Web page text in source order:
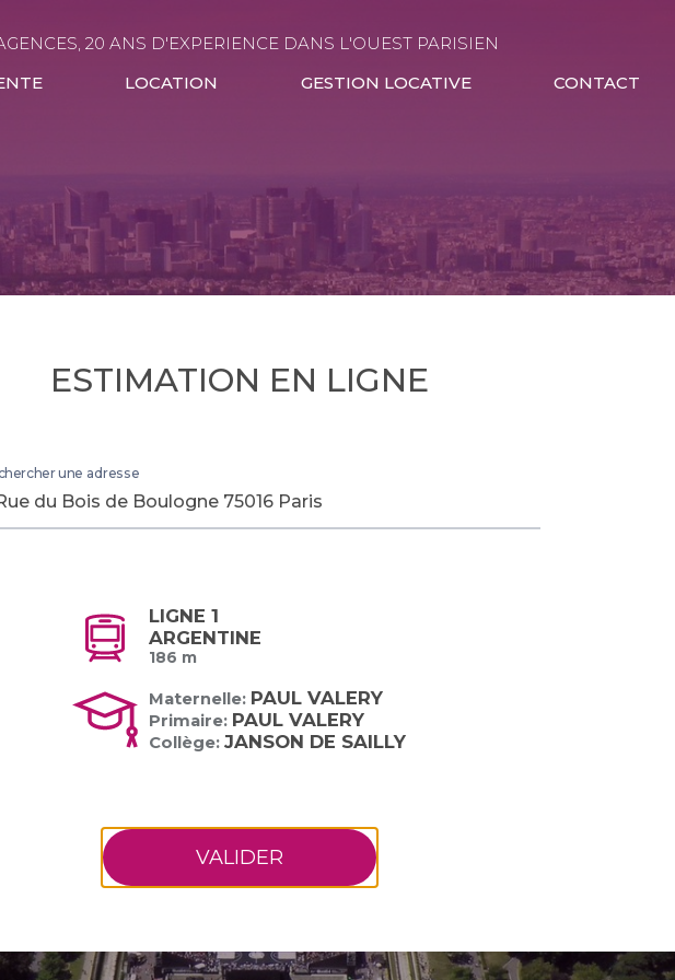
20 ANS D'EXPERIENCE DANS L'OUEST PARISIEN
LOCATION GESTION LOCATIVE CONTACT
ESTIMATION EN LIGNE
une adresse
LIGNE 1
ARGENTINE
186 m
Maternelle: PAUL VALERY
Primaire: PAUL VALERY
Collège:JANSON DE SAILLY
VALIDER